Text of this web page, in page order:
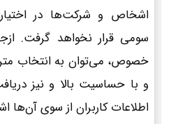
اشخاص و شرکت‌ها در
سومی قرار نخواهد گرفت.
خصوص، می‌توان به انتخاب
و با حساسیت بالا و نیز
اطلاعات کاربران از سوی آن‌ها